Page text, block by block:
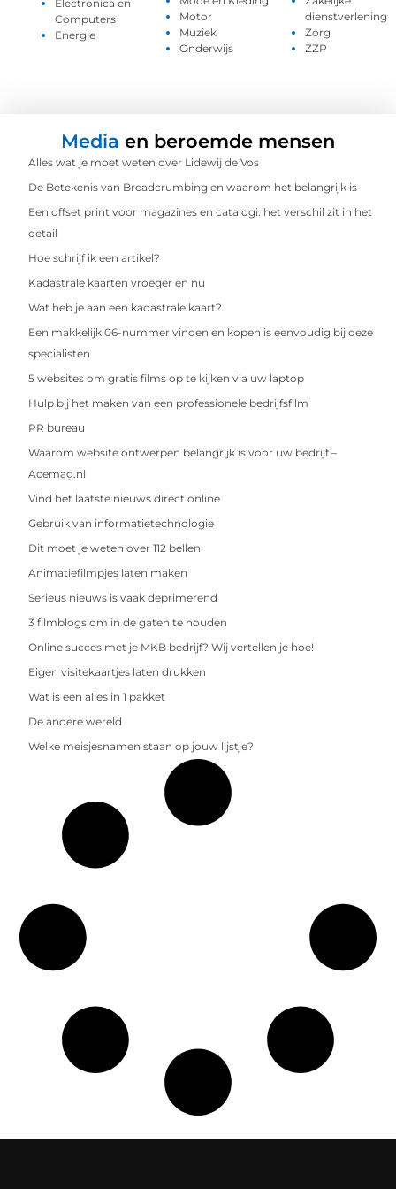
Electronica en
Computers
Energie
Motor
Muziek
Onderwijs
dienstverlening
Zorg
ZZP
Media en beroemde mensen
Alles wat je moet weten over Lidewij de Vos
De Betekenis van Breadcrumbing en waarom het belangrijk is
Een offset print voor magazines en catalogi: het verschil zit in het
detail
Hoe schrijf ik een artikel?
Kadastrale kaarten vroeger en nu
Wat heb je aan een kadastrale kaart?
Een makkelijk 06-nummer vinden en kopen is eenvoudig bij deze
specialisten
5 websites om gratis films op te kijken via uw laptop
Hulp bij het maken van een professionele bedrijfsfilm
PR bureau
Waarom website ontwerpen belangrijk is voor uw bedrijf –
Acemag.nl
Vind het laatste nieuws direct online
Gebruik van informatietechnologie
Dit moet je weten over 112 bellen
Animatiefilmpjes laten maken
Serieus nieuws is vaak deprimerend
3 filmblogs om in de gaten te houden
Online succes met je MKB bedrijf? Wij vertellen je hoe!
Eigen visitekaartjes laten drukken
Wat is een alles in 1 pakket
De andere wereld
Welke meisjesnamen staan op jouw lijstje?